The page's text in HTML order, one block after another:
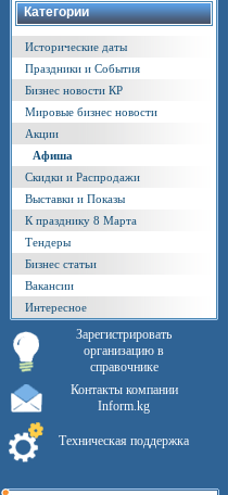
Категории
Исторические даты
Праздники и События
Бизнес новости КР
Мировые бизнес новости
Акции
Афиша
Скидки и Распродажи
Выставки и Показы
К празднику 8 Марта
Тендеры
Бизнес статьи
Вакансии
Интересное
Зарегистрировать
организацию в
справочнике
Контакты компании
Inform.kg
Техническая поддержка